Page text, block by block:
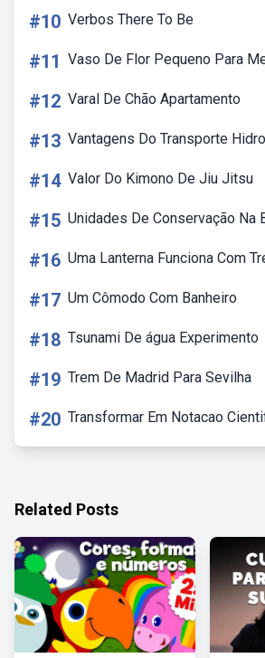
#10 Verbos There To Be
#11 Vaso De Flor Pequeno Para
#12 Varal De Chão Apartamento
#13 Vantagens Do Transporte
#14 Valor Do Kimono De Jiu Jitsu
#15 Unidades De Conservação Na
#16 Uma Lanterna Funciona Com
#17 Um Cômodo Com Banheiro
#18 Tsunami De água Experimento
#19 Trem De Madrid Para Sevilha
#20 Transformar Em Notacao
Related Posts